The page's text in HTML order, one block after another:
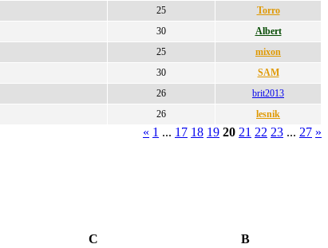
25
Torro
30
Albert
25
mixon
30
SAM
26
brit2013
26 lesnik
« 1 ... 17 18 19 20 21 22 23 ... 27 »
С
В